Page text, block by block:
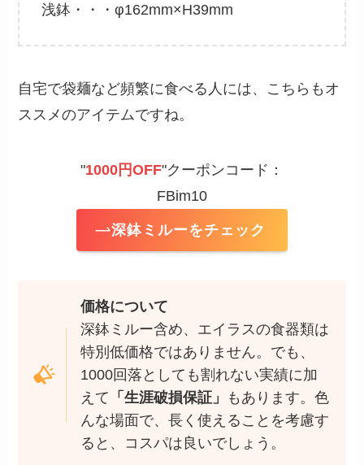
浅鉢・・・φ162mm×H39mm
自宅で袋麺など頻繁に食べる人には、こちらもオ
ススメのアイテムですね。
"1000円OFF"クーポンコード：
FBim10
深鉢ミルーをチェック
価格について
深鉢ミルー含め、エイラスの食器類は
特別低価格ではありません。でも、
1000回落としても割れない実績に加
えて 「生涯破損保証」
もあります。色
んな場面で、長く使えることを考慮す
ると、コスパは良いでしょう。